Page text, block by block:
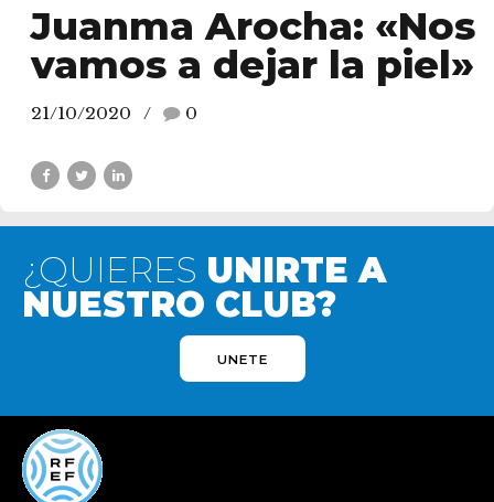
Juanma Arocha: «Nos
vamos a dejar la piel»
21/10/2020 0
¿QUIERES UNIRTE A
NUESTRO CLUB?
UNETE